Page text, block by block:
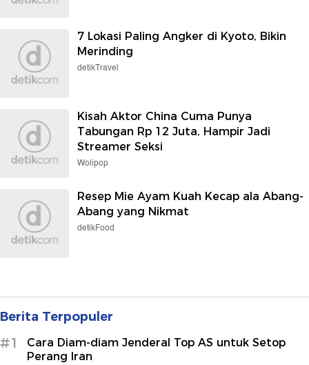
7 Lokasi Paling Angker di Kyoto, Bikin
Merinding
detikTravel
Kisah Aktor China Cuma Punya
Tabungan Rp 12 Juta, Hampir Jadi
Streamer Seksi
Wolipop
Resep Mie Ayam Kuah Kecap ala Abang-
Abang yang Nikmat
detikFood
Berita Terpopuler
#1
Cara Diam-diam Jenderal Top AS untuk Setop
Perang Iran